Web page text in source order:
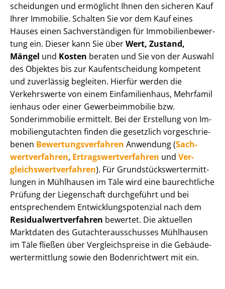
schei­dun­gen und ermöglicht Ihnen den sicheren Kauf
Ihrer Immobilie. Schalten Sie vor dem Kauf eines
Hauses einen Sach­ver­stän­di­gen für Im­mo­bi­li­en­be­wer­
tung ein. Dieser kann Sie überWert, Zustand,
Mängel und Kosten beraten und Sie von der Auswahl
des Objektes bis zur Kauf­ent­schei­dung kompetent
und zuverlässig begleiten. Hierfür werden die
Verkehrswerte von einem Einfamilienhaus, Mehr­fa­mi­l
i­en­haus oder einer Ge­wer­be­im­mo­bi­lie bzw.
Sonderimmobilie ermittelt. Bei der Erstellung von Im­
mo­bi­li­en­gut­ach­ten finden die gesetzlich vor­ge­schrie­
be­nen Be­wer­tungs­ver­fah­ren Anwendung (Sach­
wert­ver­fah­ren, Er­trags­wert­ver­fah­ren und Ver­
gleichs­wert­ver­fah­ren). Für Grund­stücks­wert­ermitt­
lun­gen in Mühlhausen im Täle wird eine baurechtliche
Prüfung der Liegenschaft durchgeführt und bei
entsprechendem Ent­wick­lungs­po­ten­zi­al nach dem
Re­si­du­al­wert­ver­fah­ren bewertet. Die aktuellen
Marktdaten des Gut­ach­ter­aus­schus­ses Mühlhausen
im Täle fließen über Ver­gleichs­prei­se in die Ge­bäu­de­
wert­ermitt­lung sowie den Bodenrichtwert mit ein.